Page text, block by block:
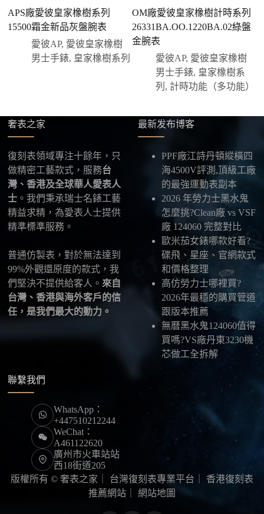
前或收到實拍照片後再支付；也可以一次性全額
付款，我們會在原有價格基礎上盡量幫您爭取更
優惠的方案。部分地區可協助安排較安全的到付
方式，具體以當下說明為準。
四、填寫收件資料與出貨
確認款式與付款後，把收件人姓名、地址及聯絡方式
發給我們，我們會為您選擇合適的物流公司，全程提
五、海外寄送說明
本店支援寄送至香港、澳門、台灣、欧美以及其他海
外地區，運費會依照目的地與物流方案另行報價，客
服在出貨前會跟您確認清楚。
最後：喜歡就別拖太久，有些熱門款現貨數量有
限，早一步確認，就能早一點戴上喜歡的腕錶。
APS廠愛彼皇家橡樹系列
15500霜金新品灰盤腕表
愛彼AP, 愛彼皇家橡樹
男士手錶, 皇家橡樹系列
OM廠愛彼皇家橡樹計時系列
26331BA.OO.1220BA.02綠盤
金腕表
愛彼AP, 愛彼皇家橡樹
男士手錶, 皇家橡樹系
列 , 計時功能（多功能）
奢表之家
復刻表領域專注十餘年，只
做精密工藝款式，服務台
灣、香港及全球華人愛表人
士 。我們秉承瑞士名錶工藝
精益求精，為愛表人士提供
精準標準服務。
普通仿製表，對於無法達到
99%外觀還原度的款式，我
們堅決不提供給客人。 來自
台灣、香港與海外客戶的信
任，是我們最大的動力。
最新发布博客
PPF廠江詩丹頓縱橫四
海4500V評測,頂級工廠
的最強運動表副本
2026 年勞力士黑水鬼
怎麼挑?Clean廠 vs VSF
廠 124060 完整對比
歐米茄女錶哪款好看?
碟飛、星座、官網款式
和價格整理
高仿勞力士哪裡買?
2026年最穩的購買管道
跟版本推薦
無曆黑水鬼124060值得
買嗎?VS廠丹東3230機
芯做工全拆解
聯繫我們
WhatsApp：
+447510212244
WeChat：
A461122620
廣州市火車站站
西18街道205
版權所有 © 奢表之家｜ 台灣復刻表專業平台
香港復刻表
推薦網站｜ 網站地圖